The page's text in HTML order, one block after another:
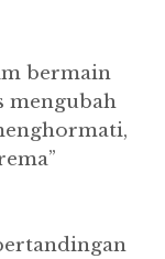
bermain
mengubah